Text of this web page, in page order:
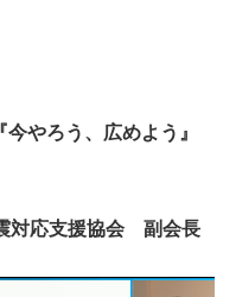
今やろう、広めよう』
対応支援協会 副会長